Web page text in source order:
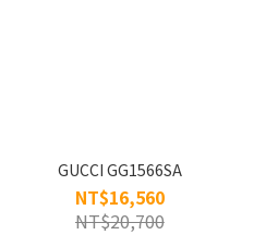
GUCCI GG1566SA
NT$16,560
NT$20,700